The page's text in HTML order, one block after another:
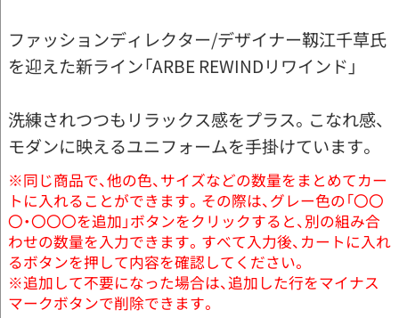
ファッションディレクター/デザイナー靱江千草氏
を迎えた新ライン「ARBE REWINDリワインド」
洗練されつつもリラックス感をプラス。こなれ感、
モダンに映えるユニフォームを手掛けています。
※同じ商品で、他の色、サイズなどの数量をまとめてカー
トに入れることができます。その際は、グレー色の「〇〇
〇・〇〇〇を追加」ボタンをクリックすると、別の組み合
わせの数量を入力できます。すべて入力後、カートに入れ
るボタンを押して内容を確認してください。
※追加して不要になった場合は、追加した行をマイナス
マークボタンで削除できます。